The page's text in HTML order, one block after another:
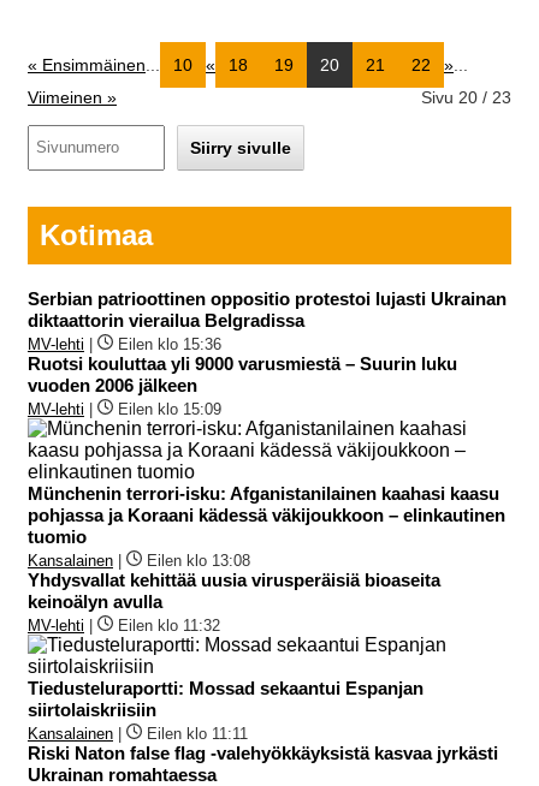
Sivu 20 / 23
« Ensimmäinen 10 « 18 19 20 21 22 »
Viimeinen »
Kotimaa
Serbian patrioottinen oppositio protestoi lujasti Ukrainan
diktaattorin vierailua Belgradissa
MV-lehti Eilen klo 15:36
Ruotsi kouluttaa yli 9000 varusmiestä – Suurin luku
vuoden 2006 jälkeen
MV-lehti Eilen klo 15:09
Münchenin terrori-isku: Afganistanilainen kaahasi kaasu
pohjassa ja Koraani kädessä väkijoukkoon – elinkautinen
tuomio
Kansalainen Eilen klo 13:08
Yhdysvallat kehittää uusia virusperäisiä bioaseita
keinoälyn avulla
MV-lehti Eilen klo 11:32
Tiedusteluraportti: Mossad sekaantui Espanjan
siirtolaiskriisiin
Kansalainen Eilen klo 11:11
Riski Naton false flag -valehyökkäyksistä kasvaa jyrkästi
Ukrainan romahtaessa